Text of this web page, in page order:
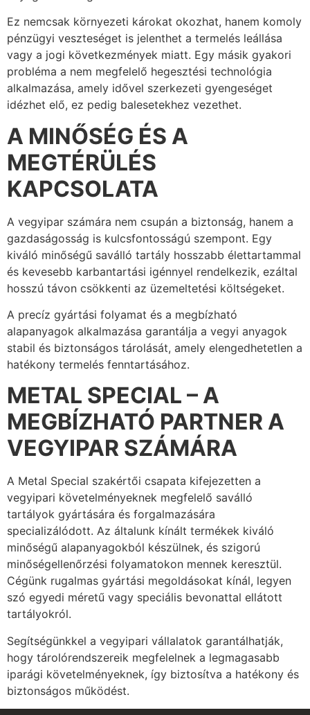
Ez nemcsak környezeti károkat okozhat, hanem komoly
pénzügyi veszteséget is jelenthet a termelés leállása
vagy a jogi következmények miatt. Egy másik gyakori
probléma a nem megfelelő hegesztési technológia
alkalmazása, amely idővel szerkezeti gyengeséget
idézhet elő, ez pedig balesetekhez vezethet.
A MINŐSÉG ÉS A
MEGTÉRÜLÉS
KAPCSOLATA
A vegyipar számára nem csupán a biztonság, hanem a
gazdaságosság is kulcsfontosságú szempont. Egy
kiváló minőségű saválló tartály hosszabb élettartammal
és kevesebb karbantartási igénnyel rendelkezik, ezáltal
hosszú távon csökkenti az üzemeltetési költségeket.
A precíz gyártási folyamat és a megbízható
alapanyagok alkalmazása garantálja a vegyi anyagok
stabil és biztonságos tárolását, amely elengedhetetlen a
hatékony termelés fenntartásához.
METAL SPECIAL – A
MEGBÍZHATÓ PARTNER A
VEGYIPAR SZÁMÁRA
A Metal Special szakértői csapata kifejezetten a
vegyipari követelményeknek megfelelő saválló
tartályok gyártására és forgalmazására
specializálódott. Az általunk kínált termékek kiváló
minőségű alapanyagokból készülnek, és szigorú
minőségellenőrzési folyamatokon mennek keresztül.
Cégünk rugalmas gyártási megoldásokat kínál, legyen
szó egyedi méretű vagy speciális bevonattal ellátott
tartályokról.
Segítségünkkel a vegyipari vállalatok garantálhatják,
hogy tárolórendszereik megfelelnek a legmagasabb
iparági követelményeknek, így biztosítva a hatékony és
biztonságos működést.